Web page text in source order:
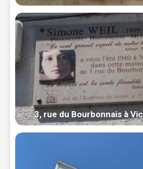
3, rue du Bourbonnais à